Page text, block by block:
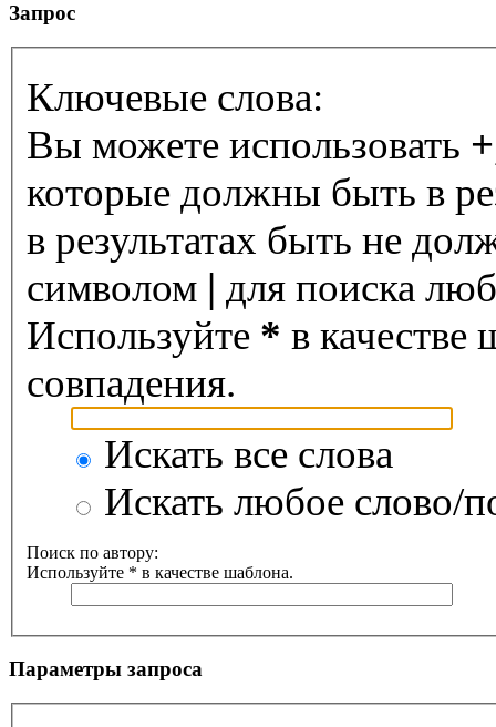
Запрос
Ключевые слова:
Вы можете использовать +
которые должны быть в
в результатах быть не
символом | для поиска
Используйте * в качестве
совпадения.
Искать все слова
Искать любое слово/
Поиск по автору:
Используйте * в качестве шаблона.
Параметры запроса